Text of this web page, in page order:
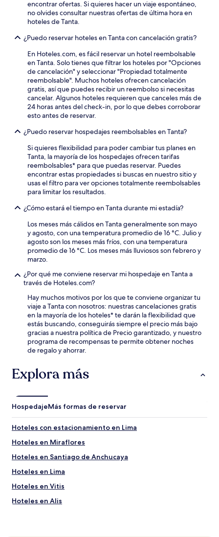
encontrar ofertas. Si quieres hacer un viaje espontáneo,
no olvides consultar nuestras ofertas de última hora en
hoteles de Tanta.
¿Puedo reservar hoteles en Tanta con cancelación gratis?
En Hoteles.com, es fácil reservar un hotel reembolsable
en Tanta. Solo tienes que filtrar los hoteles por "Opciones
de cancelación" y seleccionar "Propiedad totalmente
reembolsable". Muchos hoteles ofrecen cancelación
gratis, así que puedes recibir un reembolso si necesitas
cancelar. Algunos hoteles requieren que canceles más de
24 horas antes del check-in, por lo que debes corroborar
esto antes de reservar.
¿Puedo reservar hospedajes reembolsables en Tanta?
Si quieres flexibilidad para poder cambiar tus planes en
Tanta, la mayoría de los hospedajes ofrecen tarifas
reembolsables* para que puedas reservar. Puedes
encontrar estas propiedades si buscas en nuestro sitio y
usas el filtro para ver opciones totalmente reembolsables
para limitar los resultados.
¿Cómo estará el tiempo en Tanta durante mi estadía?
Los meses más cálidos en Tanta generalmente son mayo
y agosto, con una temperatura promedio de 16 °C. Julio y
agosto son los meses más fríos, con una temperatura
promedio de 16 °C. Los meses más lluviosos son febrero y
marzo.
¿Por qué me conviene reservar mi hospedaje en Tanta a
través de Hoteles.com?
Hay muchos motivos por los que te conviene organizar tu
viaje a Tanta con nosotros: nuestras cancelaciones gratis
en la mayoría de los hoteles* te darán la flexibilidad que
estás buscando, conseguirás siempre el precio más bajo
gracias a nuestra política de Precio garantizado, y nuestro
programa de recompensas te permite obtener noches
de regalo y ahorrar.
Explora más
HospedajeMás formas de reservar
Hoteles con estacionamiento en Lima
Hoteles en Miraflores
Hoteles en Santiago de Anchucaya
Hoteles en Lima
Hoteles en Vitis
Hoteles en Alis